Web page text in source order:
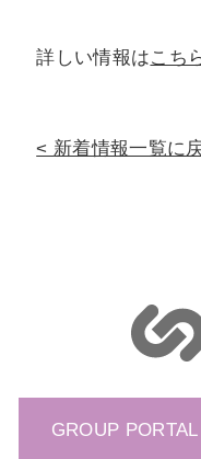
詳しい情報はこち
新着情報一覧に
GROUP PORTAL